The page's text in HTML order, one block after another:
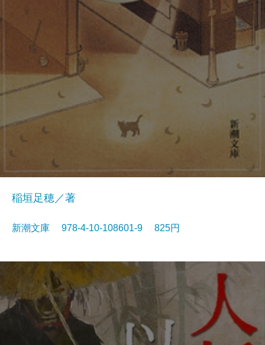
稲垣足穂／著
新潮文庫 978-4-10-108601-9 825円